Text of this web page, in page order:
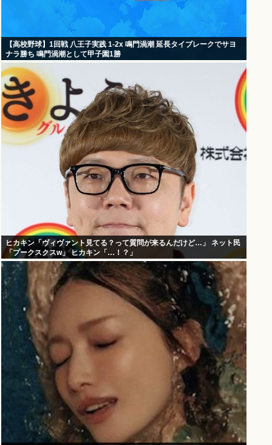
【高校野球】1回戦 八王子実践 1-2x 鳴門渦潮 延長タイブレークでサヨ
ナラ勝ち 鳴門渦潮として甲子園1勝
ヒカキン「ヴィヴァント見てる？って質問が来るんだけど…」 ネット民
「プークスクスw」 ヒカキン「…！？」